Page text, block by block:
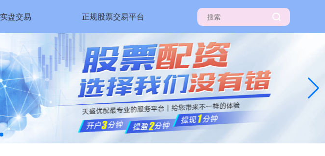
盘交易 正规股票交易平台